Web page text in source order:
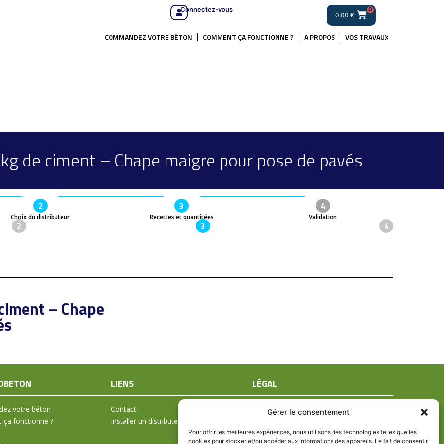
Gérer le consentement
Pour offrir les meilleures expériences, nous utilisons des technologies telles que les
cookies pour stocker et/ou accéder aux informations des appareils. Le fait de consentir
Connectez-vous
0,00 €
0
COMMANDEZ VOTRE BÉTON COMMENT ÇA FONCTIONNE ? A PROPOS VOS TRAVAUX
de ciment – Chape maigre pour pose de pavés
2
Choix du distributeur
3
Recettes et quantitées
4
Validation
2 3 4
– Chape
votre béton
ça fonctionne ?
LIENS
Contact
Installer un distributeur
LÉGAL
Mentions légales
Politique de confidentialité